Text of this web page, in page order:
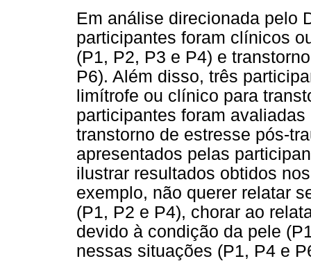
Em análise direcionada pelo
participantes foram clínicos
(P1, P2, P3 e P4) e
P6). Além disso, três
limítrofe ou clínico para
participantes foram
transtorno de estresse pós-
apresentados pelas
ilustrar resultados obtidos
exemplo, não querer relatar
(P1, P2 e P4), chorar ao
devido à condição da pele
nessas situações (P1, P4 e